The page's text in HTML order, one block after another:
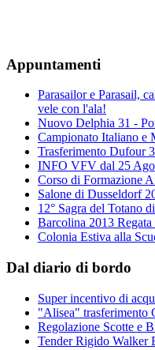
Appuntamenti
Parasailor e Parasail,
vele con l'ala!
Nuovo Delphia 31 -
Campionato Italiano e
Trasferimento Dufour
INFO VFV dal 25
Corso di Formazione
Salone di Dusseldorf
12° Sagra del Totano
Barcolina 2013
Colonia Estiva alla
Dal diario di bordo
Super incentivo di
"Alisea" trasferimento
Regolazione Scotte e
Tender Rigido Walker